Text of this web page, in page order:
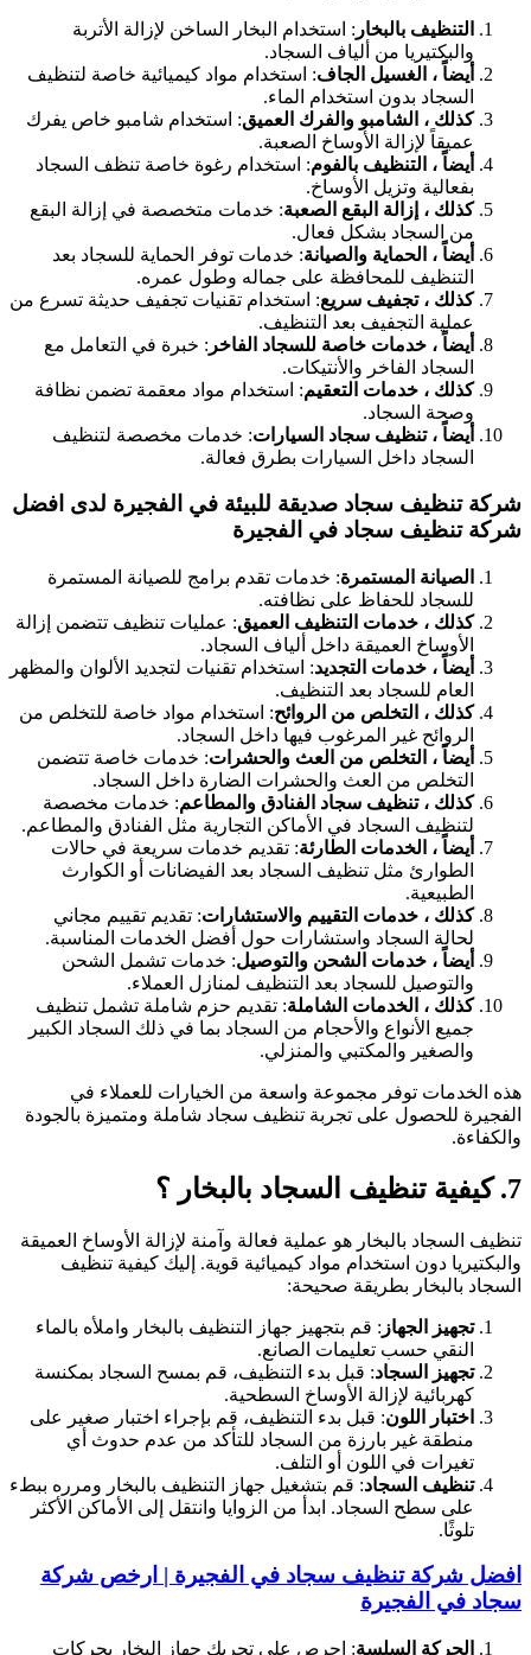
التنظيف بالبخار : استخدام البخار الساخن لإزالة الأتربة
والبكتيريا من ألياف السجاد.
أيضاً ، الغسيل الجاف: استخدام مواد كيميائية خاصة لتنظيف
السجاد بدون استخدام الماء.
كذلك ، الشامبو والفرك العميق: استخدام شامبو خاص يفرك
عميقاً لإزالة الأوساخ الصعبة.
أيضاً ، التنظيف بالفوم: استخدام رغوة خاصة تنظف السجاد
بفعالية وتزيل الأوساخ.
كذلك ، إزالة البقع الصعبة: خدمات متخصصة في إزالة البقع
من السجاد بشكل فعال.
أيضاً ، الحماية والصيانة: خدمات توفر الحماية للسجاد بعد
التنظيف للمحافظة على جماله وطول عمره.
كذلك ، تجفيف سريع: استخدام تقنيات تجفيف حديثة تسرع من
عملية التجفيف بعد التنظيف.
أيضاً ، خدمات خاصة للسجاد الفاخر : خبرة في التعامل مع
السجاد الفاخر والأنتيكات.
كذلك ، خدمات التعقيم: استخدام مواد معقمة تضمن نظافة
وصحة السجاد.
أيضاً ، تنظيف سجاد السيارات: خدمات مخصصة لتنظيف
السجاد داخل السيارات بطرق فعالة.
شركة تنظيف سجاد صديقة للبيئة في الفجيرة لدى افضل
شركة تنظيف سجاد في الفجيرة
الصيانة المستمرة: خدمات تقدم برامج للصيانة المستمرة
للسجاد للحفاظ على نظافته.
كذلك ، خدمات التنظيف العميق: عمليات تنظيف تتضمن إزالة
الأوساخ العميقة داخل ألياف السجاد.
أيضاً ، خدمات التجديد: استخدام تقنيات لتجديد الألوان والمظهر
العام للسجاد بعد التنظيف.
كذلك ، التخلص من الروائح: استخدام مواد خاصة للتخلص من
الروائح غير المرغوب فيها داخل السجاد.
أيضاً ، التخلص من العث والحشرات: خدمات خاصة تتضمن
التخلص من العث والحشرات الضارة داخل السجاد.
كذلك ، تنظيف سجاد الفنادق والمطاعم: خدمات مخصصة
لتنظيف السجاد في الأماكن التجارية مثل الفنادق والمطاعم.
أيضاً ، الخدمات الطارئة: تقديم خدمات سريعة في حالات
الطوارئ مثل تنظيف السجاد بعد الفيضانات أو الكوارث
الطبيعية.
كذلك ، خدمات التقييم والاستشارات: تقديم تقييم مجاني
لحالة السجاد واستشارات حول أفضل الخدمات المناسبة.
أيضاً ، خدمات الشحن والتوصيل: خدمات تشمل الشحن
والتوصيل للسجاد بعد التنظيف لمنازل العملاء.
كذلك ، الخدمات الشاملة: تقديم حزم شاملة تشمل تنظيف
جميع الأنواع والأحجام من السجاد بما في ذلك السجاد الكبير
والصغير والمكتبي والمنزلي.
هذه الخدمات توفر مجموعة واسعة من الخيارات للعملاء في
الفجيرة للحصول على تجربة تنظيف سجاد شاملة ومتميزة بالجودة
والكفاءة.
7. كيفية تنظيف السجاد بالبخار ؟
تنظيف السجاد بالبخار هو عملية فعالة وآمنة لإزالة الأوساخ العميقة
والبكتيريا دون استخدام مواد كيميائية قوية. إليك كيفية تنظيف
السجاد بالبخار بطريقة صحيحة:
تجهيز الجهاز : قم بتجهيز جهاز التنظيف بالبخار واملأه بالماء
النقي حسب تعليمات الصانع.
تجهيز السجاد: قبل بدء التنظيف، قم بمسح السجاد بمكنسة
كهربائية لإزالة الأوساخ السطحية.
اختبار اللون: قبل بدء التنظيف، قم بإجراء اختبار صغير على
منطقة غير بارزة من السجاد للتأكد من عدم حدوث أي
تغيرات في اللون أو التلف.
تنظيف السجاد: قم بتشغيل جهاز التنظيف بالبخار ومرره ببطء
على سطح السجاد. ابدأ من الزوايا وانتقل إلى الأماكن الأكثر
تلوثًا.
افضل شركة تنظيف سجاد في الفجيرة | ارخص شركة
سجاد في الفجيرة
الحركة السلسة: احرص على تحريك جهاز البخار بحركات